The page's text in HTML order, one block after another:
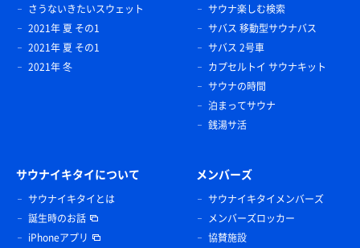
さうないきたいスウェット
2021年 夏 その1
2021年 夏 その1
2021年 冬
サウナ楽しむ検索
サバス 移動型サウナバス
サバス 2号車
カプセルトイ サウナキット
サウナの時間
泊まってサウナ
銭湯サ活
サウナイキタイについて
サウナイキタイとは
誕生時のお話
iPhoneアプリ
メンバーズ
サウナイキタイメンバーズ
メンバーズロッカー
協賛施設